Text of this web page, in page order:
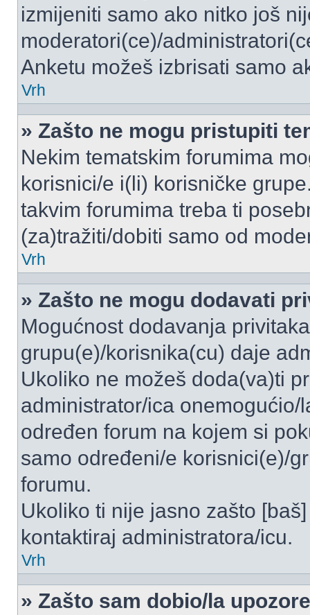
izmijeniti samo ako nitko još
moderatori(ce)/
Anketu možeš izbrisati samo
Vrh
» Zašto ne mogu pristupiti
Nekim tematskim forumima
korisnici/e i(li) korisničke
takvim forumima treba ti
(za)tražiti/dobiti samo od
Vrh
» Zašto ne mogu dodavati
Mogućnost dodavanja
grupu(e)/korisnika(cu) daje
Ukoliko ne možeš doda(va)ti
administrator/ica
određen forum na kojem si
samo određeni/e korisnici(e)/
forumu.
Ukoliko ti nije jasno zašto
kontaktiraj administratora/icu.
Vrh
» Zašto sam dobio/la